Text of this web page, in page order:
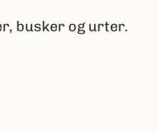
busker og urter.